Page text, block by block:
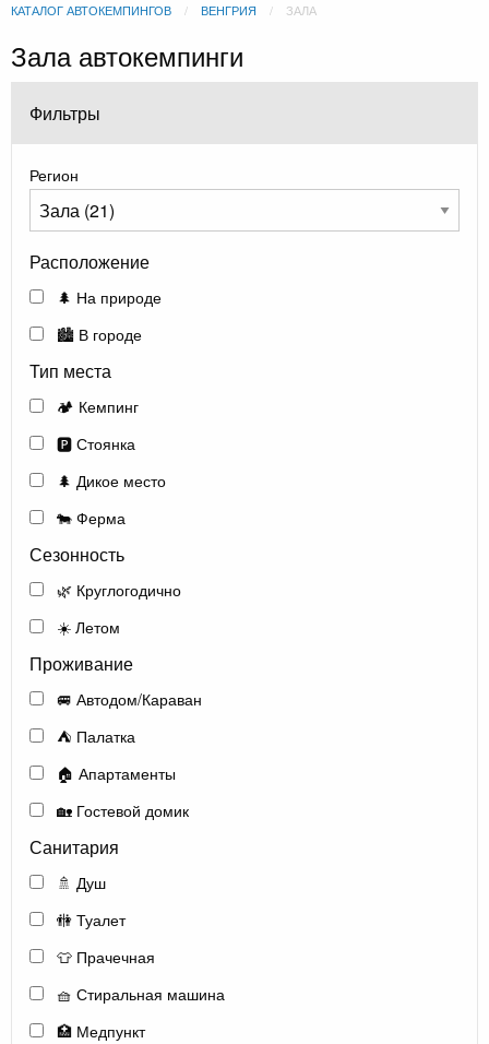
КАТАЛОГ АВТОКЕМПИНГОВ ВЕНГРИЯ ЗАЛА
Зала автокемпинги
Фильтры
Регион
Расположение
🌲 На природе
🏙️ В городе
Тип места
🏕️ Кемпинг
🅿️ Стоянка
🌲 Дикое место
🐄 Ферма
Сезонность
🌿 Круглогодично
☀️ Летом
Проживание
🚐 Автодом/Караван
⛺ Палатка
🏠 Апартаменты
🏡 Гостевой домик
Санитария
🚿 Душ
🚻 Туалет
👕 Прачечная
🧺 Стиральная машина
🏥 Медпункт